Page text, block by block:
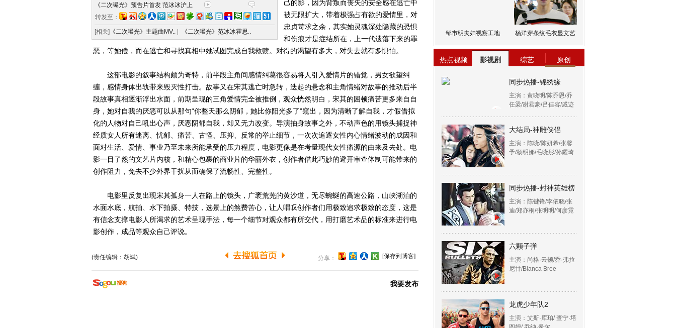
《二次曝光》预告片首发 范冰冰沪上
转发至：
[相关] 《二次曝光》主题曲MV.. 《二次曝光》范冰冰霍思..
己的影，因为背叛而丧失的安全感在逃亡中
被无限扩大，带着极强占有欲的爱情里，对
忠贞苛求之余，其实她灵魂深处隐藏的恐惧
和伤痕才是症结所在，上一代遗落下来的罪
恶，等她偿，而在逃亡和寻找真相中她试图完成自我救赎。对得的渴望有多大，对失去就有多惧怕。
这部电影的叙事结构颇为奇特，前半段主角间感情纠葛很容易将人引入爱情片的错觉，男女欲望纠
缠，感情身体出轨带来毁灭性打击。故事又在宋其逃亡时急转，迭起的悬念和主角情绪对故事的推动后半
段故事真相逐渐浮出水面，前期呈现的三角爱情完全被推倒，观众恍然明白，宋其的困顿痛苦更多来自自
身，她对自我的厌恶可以从那句“你整天那么阴郁，她比你阳光多了”窥出，因为清晰了解自我，才假借拟
化的人物对自己吼出心声，厌恶阴郁自我，却又无力改变。导演抽身故事之外，不动声色的用镜头捕捉神
经质女人所有迷离、忧郁、痛苦、古怪、压抑、反常的举止细节，一次次追逐女性内心情绪波动的成因和
面对生活、爱情、事业乃至未来所能承受的压力程度，电影更像是在考量现代女性痛源的由来及去处。电
影一目了然的文艺片内核，和精心包裹的商业片的华丽外衣，创作者借此巧妙的避开审查体制可能带来的
创作阻力，免去不少外界干扰从而确保了流畅性、完整性。
电影里反复出现宋其孤身一人在路上的镜头，广袤荒芜的黄沙道，无尽蜿蜒的高速公路，山峡湖泊的
水面水底，航拍、水下拍摄、特技，选景上的煞费苦心，让人喟叹创作者们用极致追求极致的态度，这是
有信念支撑电影人所渴求的艺术呈现手法，每一个细节对观众都有所交代，用打磨艺术品的标准来进行电
影创作，成品等观众自己评说。
(责任编辑：胡斌) 分享： [保存到博客]
我要发布
邹市明夫妇视察工地 杨洋穿条纹毛衣显文艺
热点视频 影视剧 综艺 原创
同步热播-锦绣缘
主演：黄晓明/陈乔恩/乔
任梁/谢君豪/吕佳容/戚迹
大结局-神雕侠侣
主演：陈晓/陈妍希/张馨
予/杨明娜/毛晓彤/孙耀琦
同步热播-封神英雄榜
主演：陈键锋/李依晓/张
迪/郑亦桐/张明明/何彦霓
六颗子弹
主演：尚格·云顿/乔·弗拉
尼甘/Bianca Bree
龙虎少年队2
主演：艾斯·库珀/ 查宁·塔